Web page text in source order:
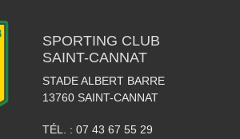
SPORTING CLUB
SAINT-CANNAT
STADE ALBERT BARRE
13760 SAINT-CANNAT
TÉL. : 07 43 67 55 29